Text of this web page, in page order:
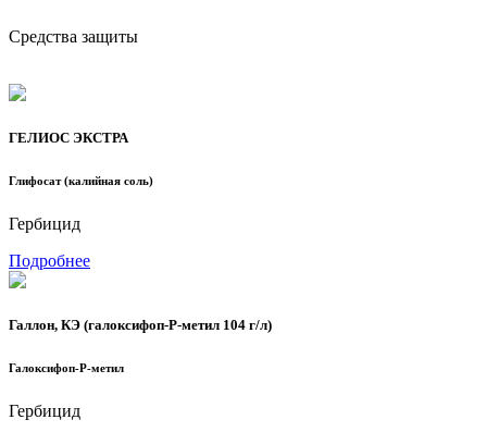
Средства защиты
ГЕЛИОС ЭКСТРА
Глифосат (калийная соль)
Гербицид
Подробнее
Галлон, КЭ (галоксифоп-Р-метил 104 г/л)
Галоксифоп-Р-метил
Гербицид